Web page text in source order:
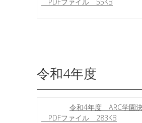
令和4年度
令和4年度 ARC学園
PDFファイル 283KB